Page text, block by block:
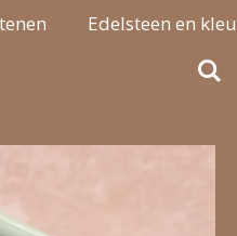
Edelsteen en